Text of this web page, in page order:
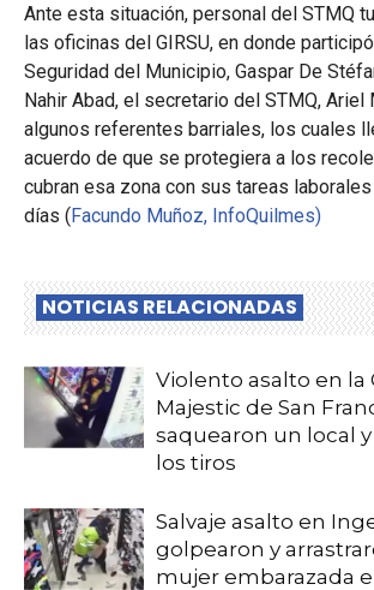
Ante esta situación, personal del STMQ
las oficinas del GIRSU, en donde
Seguridad del Municipio, Gaspar De
Nahir Abad, el secretario del STMQ, Ariel
algunos referentes barriales, los cuales
acuerdo de que se protegiera a los
cubran esa zona con sus tareas
días (Facundo Muñoz, InfoQuilmes)
NOTICIAS RELACIONADAS
Violento asalto en la
Majestic de San
saquearon un local
los tiros
Salvaje asalto en
golpearon y
mujer embarazada